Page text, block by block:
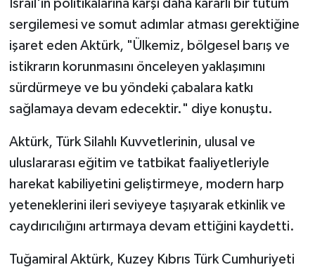
İsrail'in politikalarına karşı daha kararlı bir tutum
sergilemesi ve somut adımlar atması gerektiğine
işaret eden Aktürk, "Ülkemiz, bölgesel barış ve
istikrarın korunmasını önceleyen yaklaşımını
sürdürmeye ve bu yöndeki çabalara katkı
sağlamaya devam edecektir." diye konuştu.
Aktürk, Türk Silahlı Kuvvetlerinin, ulusal ve
uluslararası eğitim ve tatbikat faaliyetleriyle
harekat kabiliyetini geliştirmeye, modern harp
yeteneklerini ileri seviyeye taşıyarak etkinlik ve
caydırıcılığını artırmaya devam ettiğini kaydetti.
Tuğamiral Aktürk, Kuzey Kıbrıs Türk Cumhuriyeti